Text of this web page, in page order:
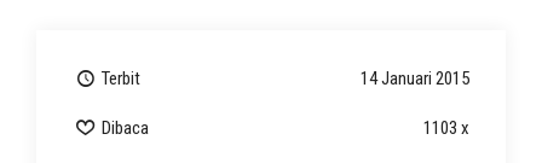
Terbit 14 Januari 2015
Dibaca 1103 x